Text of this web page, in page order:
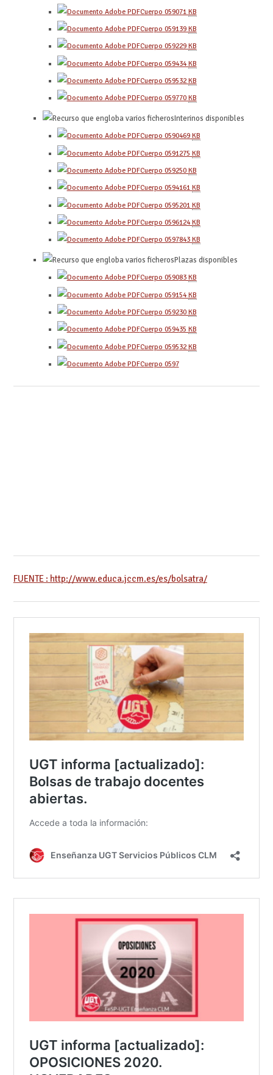
Cuerpo 059071 KB
Cuerpo 059139 KB
Cuerpo 059229 KB
Cuerpo 059434KB
Cuerpo 059532 KB
Cuerpo 059770 KB
Interinos disponibles
Cuerpo 0590469 KB
Cuerpo 0591 275 KB
Cuerpo 059250 KB
Cuerpo 0594161 KB
Cuerpo 0595201 KB
Cuerpo 0596124KB
Cuerpo 0597843 KB
Plazas disponibles
Cuerpo 059083 KB
Cuerpo 059154KB
Cuerpo 059230 KB
Cuerpo 059435 KB
Cuerpo 059532 KB
Cuerpo 0597
FUENTE : http://www.educa.jccm.es/es/bolsatra/